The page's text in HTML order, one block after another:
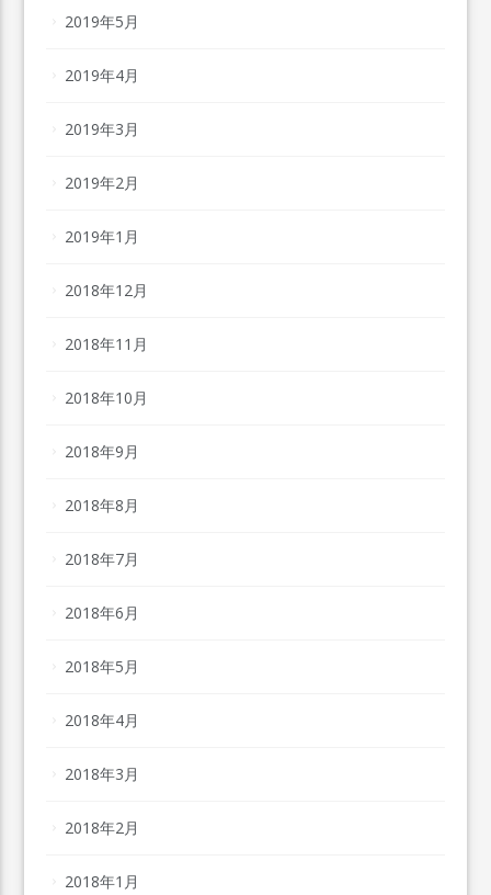
2019年5月
2019年4月
2019年3月
2019年2月
2019年1月
2018年12月
2018年11月
2018年10月
2018年9月
2018年8月
2018年7月
2018年6月
2018年5月
2018年4月
2018年3月
2018年2月
2018年1月